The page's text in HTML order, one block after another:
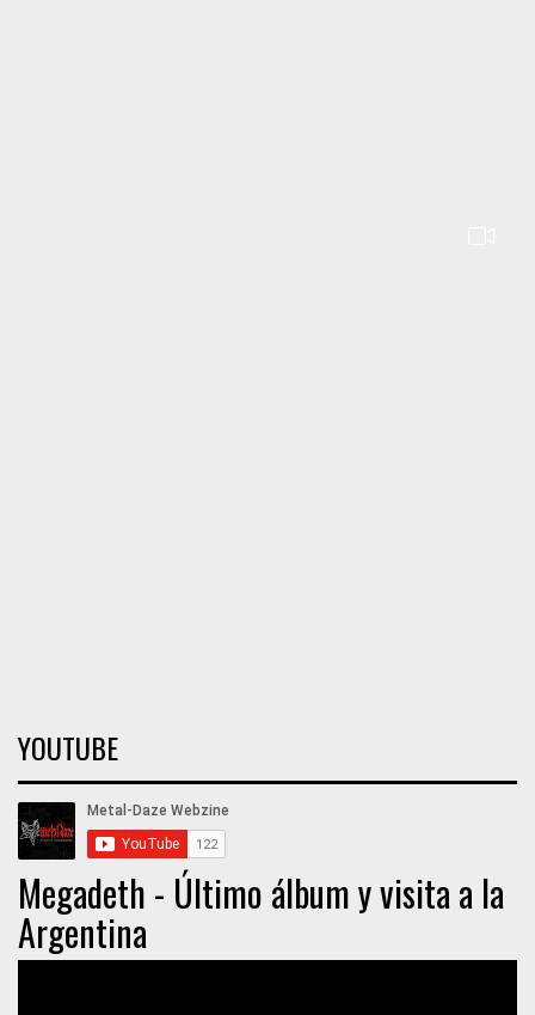
YOUTUBE
Megadeth - Último álbum y visita a la
Argentina